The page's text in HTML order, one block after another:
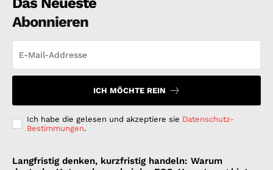
Abonnieren
ICH MÖCHTE REIN
Ich habe die gelesen und akzeptiere sie Datenschutz-
Bestimmungen.
Langfristig denken, kurzfristig handeln: Warum